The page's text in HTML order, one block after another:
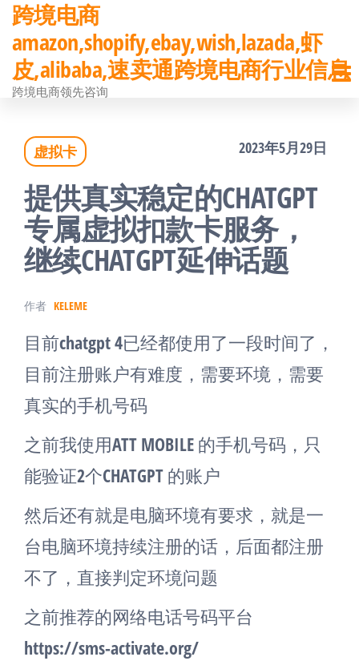
前
往
内
跨境电商
amazon,shopify,ebay,wish,lazada,虾
皮,alibaba,速卖通跨境电商行业信息
跨境电商领先咨询
虚拟卡 2023年5月29日
提供真实稳定的CHATGPT
专属虚拟扣款卡服务，
继续CHATGPT延伸话题
作者 KELEME
目前chatgpt 4已经都使用了一段时间了，
目前注册账户有难度，需要环境，需要
真实的手机号码
之前我使用ATT MOBILE 的手机号码，只
能验证2个CHATGPT 的账户
然后还有就是电脑环境有要求，就是一
台电脑环境持续注册的话，后面都注册
不了，直接判定环境问题
之前推荐的网络电话号码平台
https://sms-activate.org/